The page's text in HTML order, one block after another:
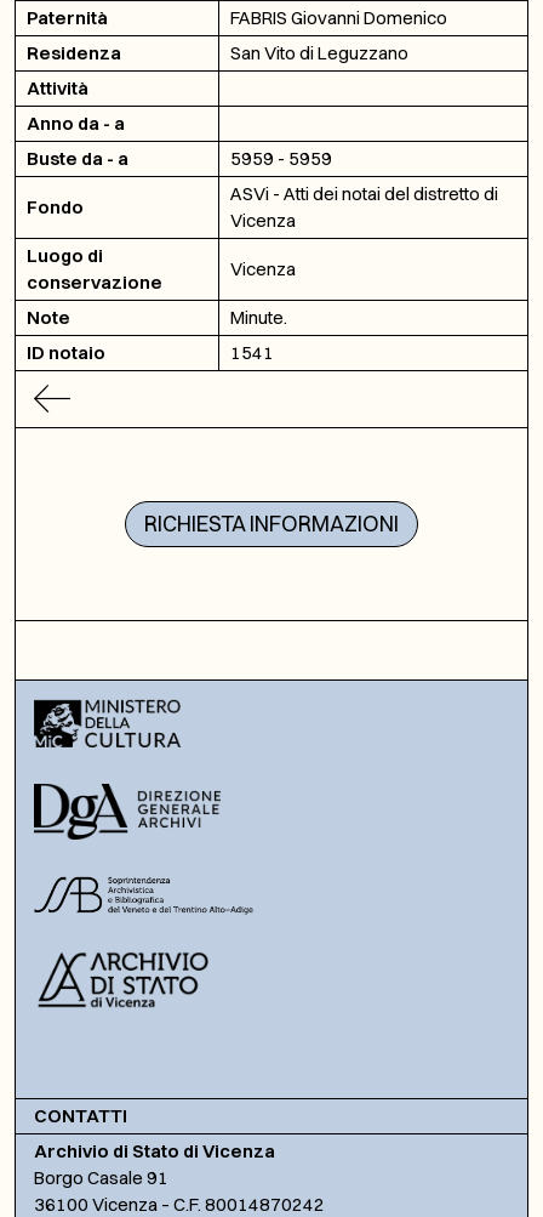
Paternità
FABRIS Giovanni Domenico
Residenza
San Vito di Leguzzano
Attività
Anno da - a
Buste da - a
5959 - 5959
Fondo
ASVi - Atti dei notai del distretto di
Vicenza
Luogo di
conservazione
Vicenza
Note
Minute.
ID notaio
1541
RICHIESTA INFORMAZIONI
CONTATTI
Archivio di Stato di Vicenza
Borgo Casale 91
36100 Vicenza – C.F. 80014870242